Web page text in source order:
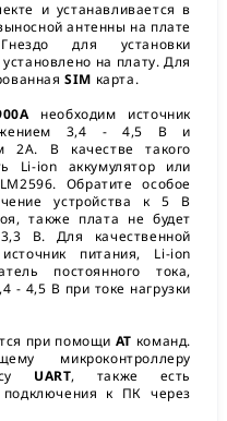
и устанавливается в
антенны на плате
для установки
на плату. Для
SIM карта.
необходим источник
3,4 - 4,5 В и
2А. В качестве такого
Li-ion аккумулятор или
Обратите особое
устройства к 5 В
также плата не будет
В. Для качественной
питания, Li-ion
постоянного тока,
- 4,5 В при токе нагрузки
при помощи AT команд.
микроконтроллеру
UART, также есть
подключения к ПК через